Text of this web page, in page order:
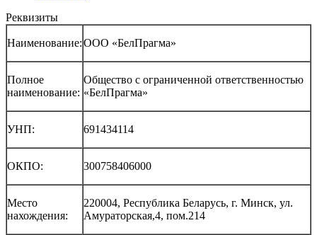
Реквизиты
Наименование:ООО «БелПрагма»
Полное
наименование:
Общество с ограниченной ответственностью
«БелПрагма»
УНП: 691434114
ОКПО: 300758406000
Место
нахождения:
220004, Республика Беларусь, г. Минск, ул.
Амураторская,4, пом.214